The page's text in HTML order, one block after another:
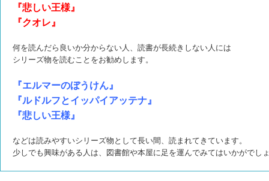
『悲しい王様』
『クオレ』
何を読んだら良いか分からない人、読書が長続きしない人には
シリーズ物を読むことをお勧めします。
『エルマーのぼうけん』
『ルドルフとイッパイアッテナ』
『悲しい王様』
などは読みやすいシリーズ物として長い間、読まれてきています。
少しでも興味がある人は、図書館や本屋に足を運んでみてはいかがでし